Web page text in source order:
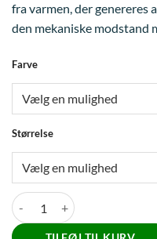
fra varmen, der genereres
den mekaniske modstand
Farve
Størrelse
Zandoná Carbon Air Pony